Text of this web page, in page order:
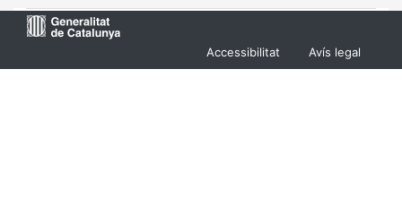
Menu
Footer
Accessibilitat Avís legal